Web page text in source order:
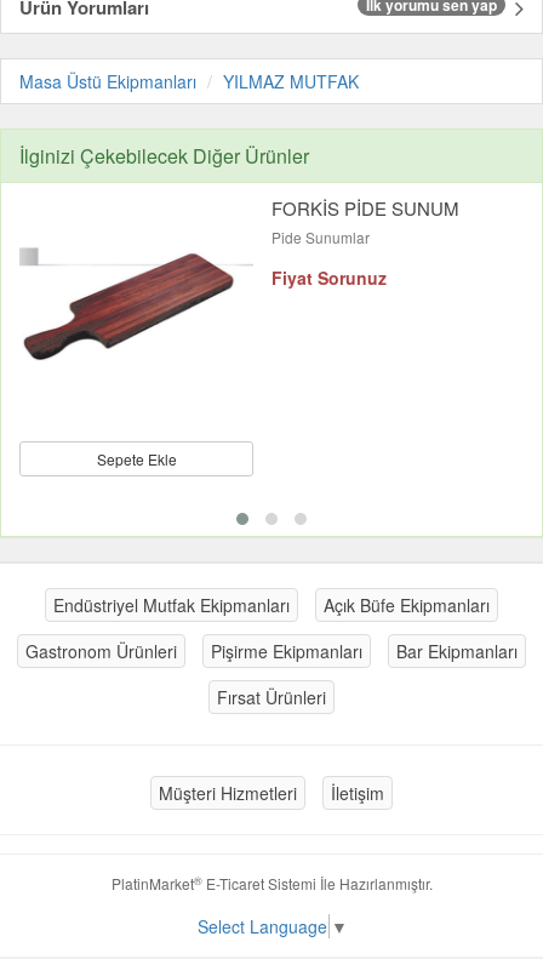
Ürün Yorumları İlk yorumu sen yap
Masa Üstü Ekipmanları YILMAZ MUTFAK
İlginizi Çekebilecek Diğer Ürünler
Sepete Ekle
FORKİS PİDE SUNUM
Pide Sunumlar
Fiyat Sorunuz
Endüstriyel Mutfak Ekipmanları
Açık Büfe Ekipmanları
Gastronom Ürünleri
Pişirme Ekipmanları
Bar Ekipmanları
Fırsat Ürünleri
Müşteri Hizmetleri İletişim
PlatinMarket®E-Ticaret Sistemi İle Hazırlanmıştır.
Select Language ▼